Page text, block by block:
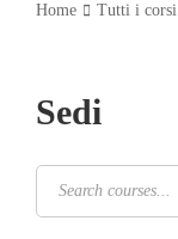
Home Tutti i corsi
Sedi